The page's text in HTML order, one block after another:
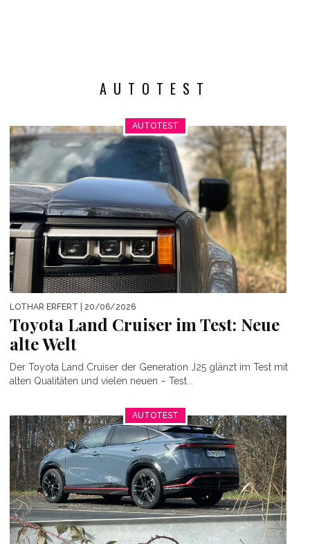
AUTOTEST
AUTOTEST
LOTHAR ERFERT | 20/06/2026
Toyota Land Cruiser im Test: Neue
alte Welt
Der Toyota Land Cruiser der Generation J25 glänzt im Test mit
alten Qualitäten und vielen neuen – Test...
AUTOTEST